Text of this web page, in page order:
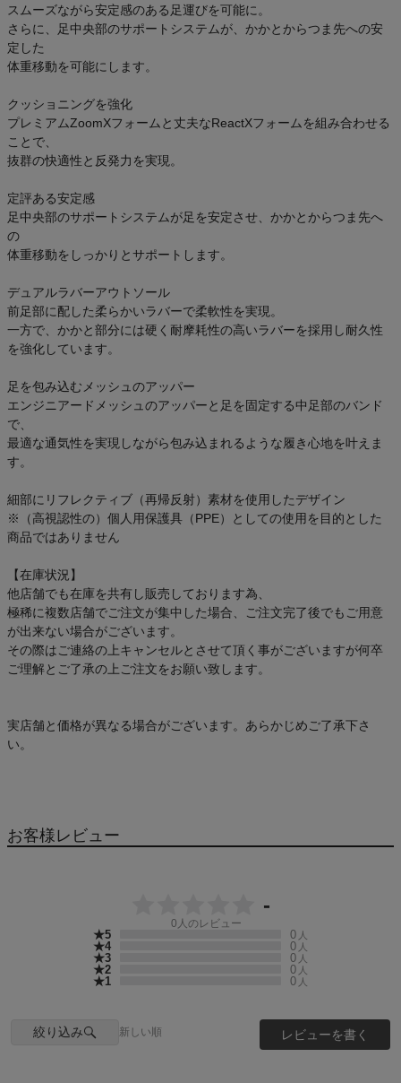
スムーズながら安定感のある足運びを可能に。
さらに、足中央部のサポートシステムが、かかとからつま先への安
定した
体重移動を可能にします。
クッショニングを強化
プレミアムZoomXフォームと丈夫なReactXフォームを組み合わせる
ことで、
抜群の快適性と反発力を実現。
定評ある安定感
足中央部のサポートシステムが足を安定させ、かかとからつま先へ
の
体重移動をしっかりとサポートします。
デュアルラバーアウトソール
前足部に配した柔らかいラバーで柔軟性を実現。
一方で、かかと部分には硬く耐摩耗性の高いラバーを採用し耐久性
を強化しています。
足を包み込むメッシュのアッパー
エンジニアードメッシュのアッパーと足を固定する中足部のバンド
で、
最適な通気性を実現しながら包み込まれるような履き心地を叶えま
す。
細部にリフレクティブ（再帰反射）素材を使用したデザイン
※（高視認性の）個人用保護具（PPE）としての使用を目的とした
商品ではありません
【在庫状況】
他店舗でも在庫を共有し販売しております為、
極稀に複数店舗でご注文が集中した場合、ご注文完了後でもご用意
が出来ない場合がございます。
その際はご連絡の上キャンセルとさせて頂く事がございますが何卒
ご理解とご了承の上ご注文をお願い致します。
実店舗と価格が異なる場合がございます。あらかじめご了承下さ
い。
お客様レビュー
-
0 人のレビュー
★5 0 人
★4 0 人
★3 0 人
★2 0 人
★1 0 人
絞り込み 新しい順 レビューを書く